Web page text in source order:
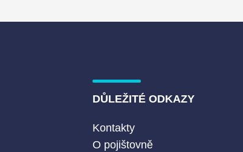
DŮLEŽITÉ ODKAZY
Kontakty
O pojištovně